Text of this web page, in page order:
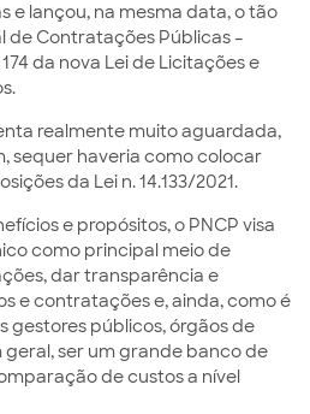
e lançou, na mesma data, o tão
de Contratações Públicas –
da nova Lei de Licitações e
realmente muito aguardada,
sequer haveria como colocar
da Lei n. 14.133/2021.
e propósitos, o PNCP visa
como principal meio de
dar transparência e
e contratações e, ainda, como é
gestores públicos, órgãos de
ser um grande banco de
de custos a nível